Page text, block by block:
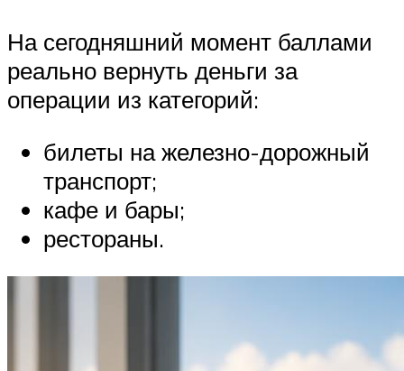
На сегодняшний момент баллами
реально вернуть деньги за
операции из категорий:
билеты на железно-дорожный
транспорт;
кафе и бары;
рестораны.